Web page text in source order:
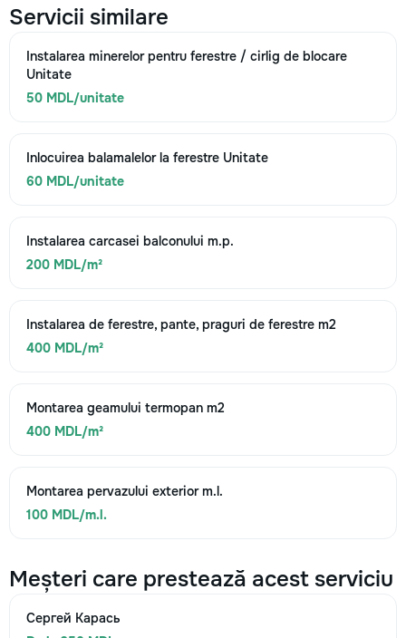
Servicii similare
Instalarea minerelor pentru ferestre / cirlig de blocare
Unitate
50 MDL/unitate
Inlocuirea balamalelor la ferestre Unitate
60 MDL/unitate
Instalarea carcasei balconului m.p.
200 MDL/m²
Instalarea de ferestre, pante, praguri de ferestre m2
400 MDL/m²
Montarea geamului termopan m2
400 MDL/m²
Montarea pervazului exterior m.l.
100 MDL/m.l.
Meșteri care prestează acest serviciu
Сергей Карась